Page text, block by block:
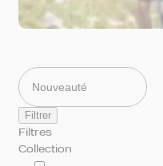
Filtrer
Filtres
Collection